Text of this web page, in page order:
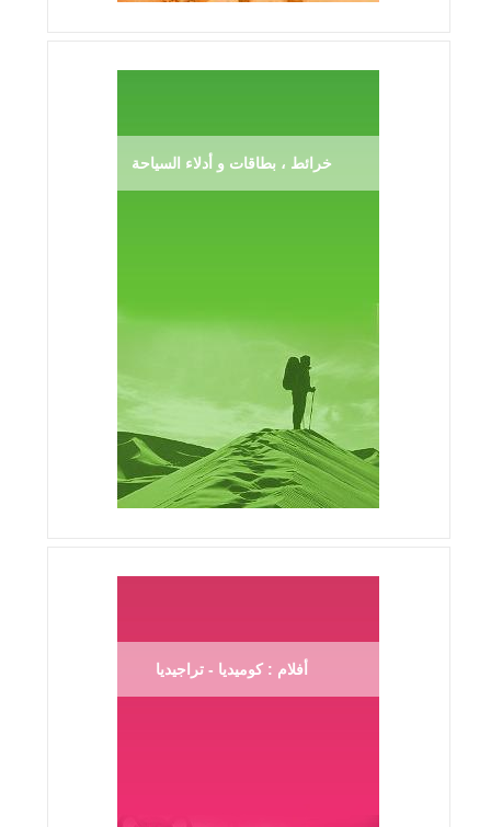
خرائط ، بطاقات و أدلاء السياحة
أفلام : كوميديا - تراجيديا